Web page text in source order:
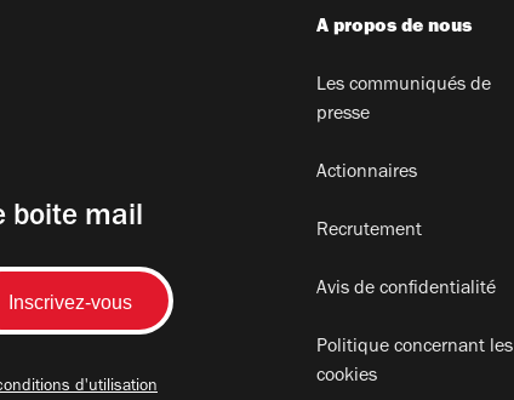
boite mail
d'utilisation
A propos de nous
Les communiqués de
presse
Actionnaires
Recrutement
Avis de confidentialité
Politique concernant les
cookies